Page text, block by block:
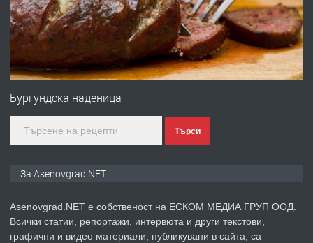
преди 1 година
ПРЕДЛАГА
Професионална зеленчукорезачка
преди 2 години
Бургундска наденица
Търси
За Asenovgrad.NET
Asenovgrad.NET е собственост на ЕСКОМ МЕДИА ГРУП ООД.
Всички статии, репортажи, интервюта и други текстови,
графични и видео материали, публикувани в сайта, са